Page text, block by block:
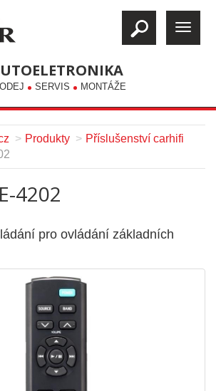
SERVIS MONTÁŽE
Produkty
Příslušenství carhifi
4202
pro ovládání základních